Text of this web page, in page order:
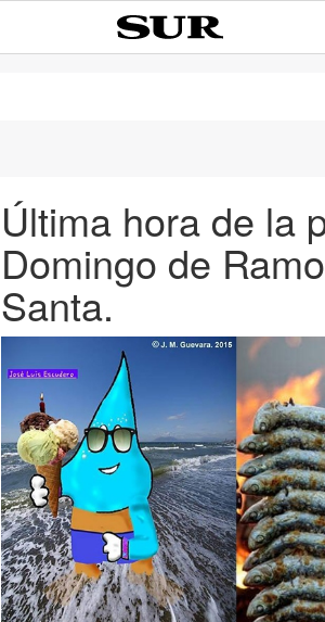
Última hora de la
Domingo de
Santa.